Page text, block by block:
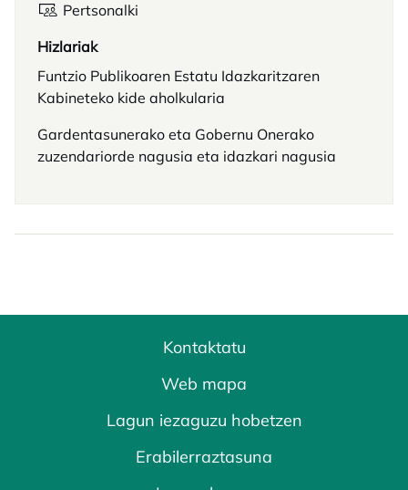
Pertsonalki
Hizlariak
Funtzio Publikoaren Estatu Idazkaritzaren
Kabineteko kide aholkularia
Gardentasunerako eta Gobernu Onerako
zuzendariorde nagusia eta idazkari nagusia
Kontaktatu
Web mapa
Lagun iezaguzu hobetzen
Erabilerraztasuna